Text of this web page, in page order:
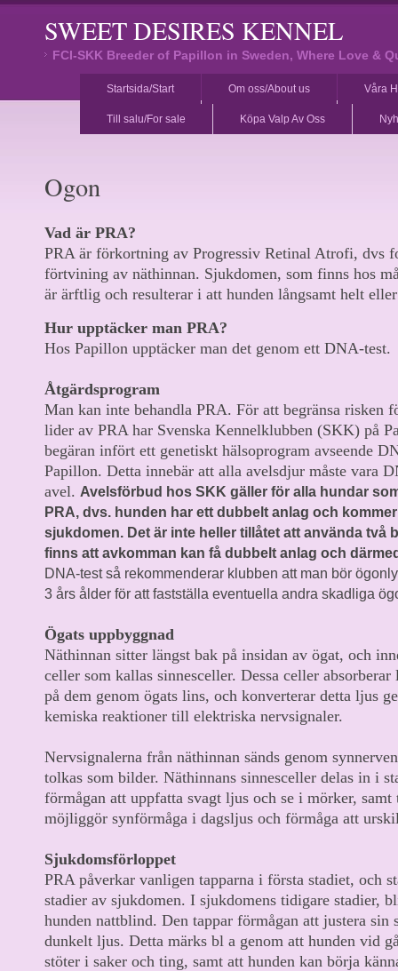
SWEET DESIRES KENNEL
FCI-SKK Breeder of Papillon in Sweden, Where Love &
Startsida/Start Om oss/About us Våra
Till salu/For sale Köpa Valp Av Oss
Ogon
Vad är PRA?
PRA är förkortning av Progressiv Retinal Atrofi, dvs
förtvining av näthinnan. Sjukdomen, som finns hos
är ärftlig och resulterar i att hunden långsamt helt
Hur upptäcker man PRA?
Hos Papillon upptäcker man det genom ett DNA-test.
Åtgärdsprogram
Man kan inte behandla PRA. För att begränsa risken
lider av PRA har Svenska Kennelklubben (SKK) på
begäran infört ett genetiskt hälsoprogram avseende
Papillon. Detta innebär att alla avelsdjur måste vara
avel. Avelsförbud hos SKK gäller för alla hundar
PRA, dvs. hunden har ett dubbelt anlag och
sjukdomen. Det är inte heller tillåtet att använda två
finns att avkomman kan få dubbelt anlag och
DNA-test så rekommenderar klubben att man bör
3 års ålder för att fastställa eventuella andra skadliga
Ögats uppbyggnad
Näthinnan sitter längst bak på insidan av ögat, och
celler som kallas sinnesceller. Dessa celler absorberar
på dem genom ögats lins, och konverterar detta ljus
kemiska reaktioner till elektriska nervsignaler.
Nervsignalerna från näthinnan sänds genom
tolkas som bilder. Näthinnans sinnesceller delas in i
förmågan att uppfatta svagt ljus och se i mörker, samt
möjliggör synförmåga i dagsljus och förmåga att
Sjukdomsförloppet
PRA påverkar vanligen tapparna i första stadiet, och
stadier av sjukdomen. I sjukdomens tidigare stadier,
hunden nattblind. Den tappar förmågan att justera sin
dunkelt ljus. Detta märks bl a genom att hunden vid
stöter i saker och ting, samt att hunden kan börja